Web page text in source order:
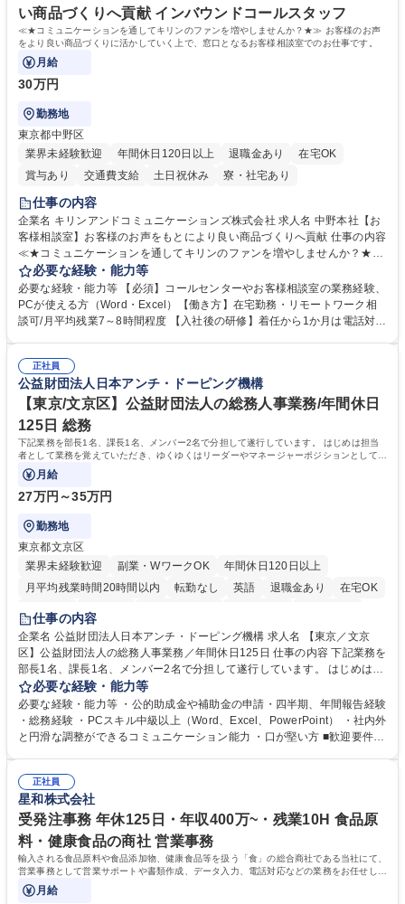
い商品づくりへ貢献 インバウンドコールスタッフ
≪★コミュニケーションを通してキリンのファンを増やしませんか？★≫ お客様のお声
をより良い商品づくりに活かしていく上で、窓口となるお客様相談室でのお仕事です。
月給
30万円
勤務地
東京都中野区
業界未経験歓迎
年間休日120日以上 退職金あり
在宅OK
賞与あり
交通費支給 土日祝休み 寮・社宅あり
仕事の内容
企業名 キリンアンドコミュニケーションズ株式会社 求人名 中野本社【お
客様相談室】お客様のお声をもとにより良い商品づくりへ貢献 仕事の内容
≪★コミュニケーションを通してキリンのファンを増やしませんか？★≫
お客様のお声をより良い商品づくりに活かしていく上で、窓口となるお客
様相談室でのお仕事です。 日々お客様からいただくキリングループへのご
意見を、企業活動に活かしています。お客様からの声に迅速かつ誠意をも
って対応、情報提供するとともにグループ内活動に反映しています。 【具
平均100件前後■メール・手紙：同上40件前後 募集職種 中野本社【お客様
相談室】お客様のお声をもとにより良い商品づくりへ貢献
必要な経験・能力等
必要な経験・能力等 【必須】コールセンターやお客様相談室の業務経験、
PCが使える方（Word・Excel）【働き方】在宅勤務・リモートワーク相
談可/月平均残業7～8時間程度 【入社後の研修】着任から1か月は電話対応
すのでご安心ください。 【当社について】キリングループの広報機能を担
う会社として、お客様との出会いを大切にし、磨き上げたホスピタリティ
を込めてコミュニケーションをとりながら広報関連業務を行っておりま
す。 学歴・資格 学歴：大学院 大学 高専 短大 専修学校 高校 語学力： 資
正社員
公益財団法人日本アンチ・ドーピング機構
【東京/文京区】公益財団法人の総務人事業務/年間休日
125日 総務
下記業務を部長1名、課長1名、メンバー2名で分担して遂行しています。 はじめは担当
者として業務を覚えていただき、ゆくゆくはリーダーやマネージャーポジションとして活
躍いただくことを期待しています。
月給
27万円～35万円
勤務地
東京都文京区
業界未経験歓迎
副業・WワークOK
年間休日120日以上
月平均残業時間20時間以内
転勤なし 英語 退職金あり
在宅OK
賞与あり
育休あり
食事補助あり
仕事の内容
企業名 公益財団法人日本アンチ・ドーピング機構 求人名 【東京／文京
区】公益財団法人の総務人事業務／年間休日125日 仕事の内容 下記業務を
部長1名、課長1名、メンバー2名で分担して遂行しています。 はじめは担
当者として業務を覚えていただき、ゆくゆくはリーダーやマネージャーポ
ジションとして活躍いただくことを期待しています。 【総務・人事グルー
プの業務内容】 ・人事制度関連 ・採用活動 ・教育研修の企画、実行 ・勤
怠管理 ・官公庁への各種提出 ・法定の会議運営（評議員会、理事会） ・
管理 ・福利厚生関連 ・職員からの問合せ、相談対応 ・その他日常の総務
業務全般 募集職種 【東京／文京区】公益財団法人の総務人事業務／年間
休日125日
必要な経験・能力等
必要な経験・能力等 ・公的助成金や補助金の申請・四半期、年間報告経験
・総務経験 ・PCスキル中級以上（Word、Excel、PowerPoint） ・社内外
と円滑な調整ができるコミュニケーション能力 ・口が堅い方 ■歓迎要件
正社員
星和株式会社
受発注事務 年休125日・年収400万~・残業10H 食品原
料・健康食品の商社 営業事務
輸入される食品原料や食品添加物、健康食品等を扱う「食」の総合商社である当社にて、
営業事務として営業サポートや書類作成、データ入力、電話対応などの業務をお任せしま
す。
月給